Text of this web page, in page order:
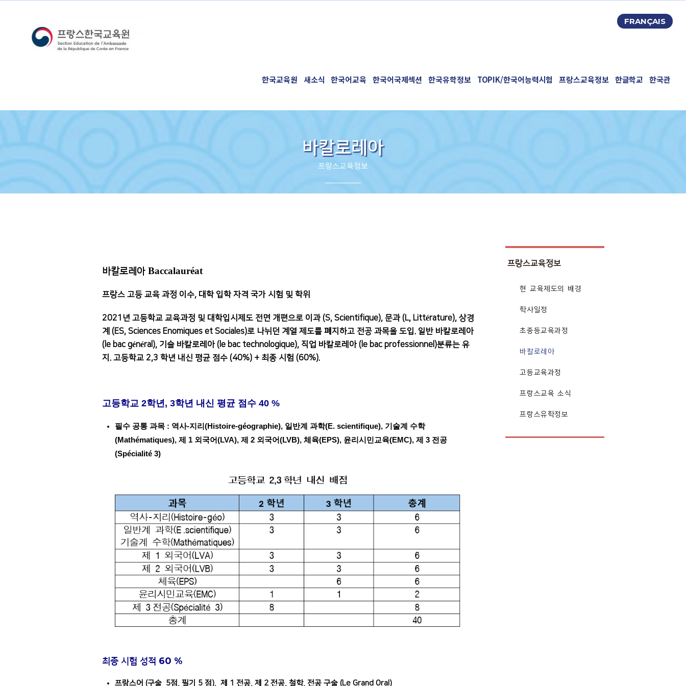
FRANÇAIS
한국교육원 새소식 한국어교육 한국어국제섹션 한국유학정보 TOPIK/한국어능력시험 프랑스교육정보 한글학교 한국관
바칼로레아
프랑스교육정보
바칼로레아 Baccalauréat
프랑스 고등 교육 과정 이수, 대학 입학 자격 국가 시험 및 학위
2021년 고등학교 교육과정 및 대학입시제도 전면 개편으로 이과 (S, Scientifique), 문과 (L, Littérature), 상경
계 (ES, Sciences Enomiques et Sociales)로 나뉘던 계열 제도를 폐지하고 전공 과목을 도입. 일반 바칼로레아
(le bac général), 기술 바칼로레아 (le bac technologique), 직업 바칼로레아 (le bac professionnel)분류는 유
지. 고등학교 2,3 학년 내신 평균 점수 (40%) + 최종 시험 (60%).
고등학교 2학년, 3학년 내신 평균 점수 40 %
필수 공통 과목 : 역사-지리(Histoire-géographie), 일반계 과학(E. scientifique), 기술계 수학
(Mathématiques), 제 1 외국어(LVA), 제 2 외국어(LVB), 체육(EPS), 윤리시민교육(EMC), 제 3 전공
(Spécialité 3)
최종 시험 성적 60 %
프랑스어 (구술 5점, 필기 5 점), 제 1 전공, 제 2 전공, 철학, 전공 구술 (Le Grand Oral)
프랑스교육정보
현 교육제도의 배경
학사일정
초중등교육과정
바칼로레아
고등교육과정
프랑스교육 소식
프랑스유학정보